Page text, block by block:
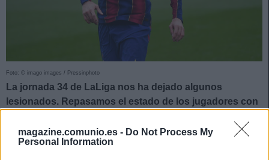
magazine.comunio.es - Do Not Process My
Personal Information
Foto: © imago images / Pressinphoto
La jornada 34 de LaLiga nos ha dejado algunos
lesionados. Repasamos el estado de los jugadores con
Las molestias de Piqué